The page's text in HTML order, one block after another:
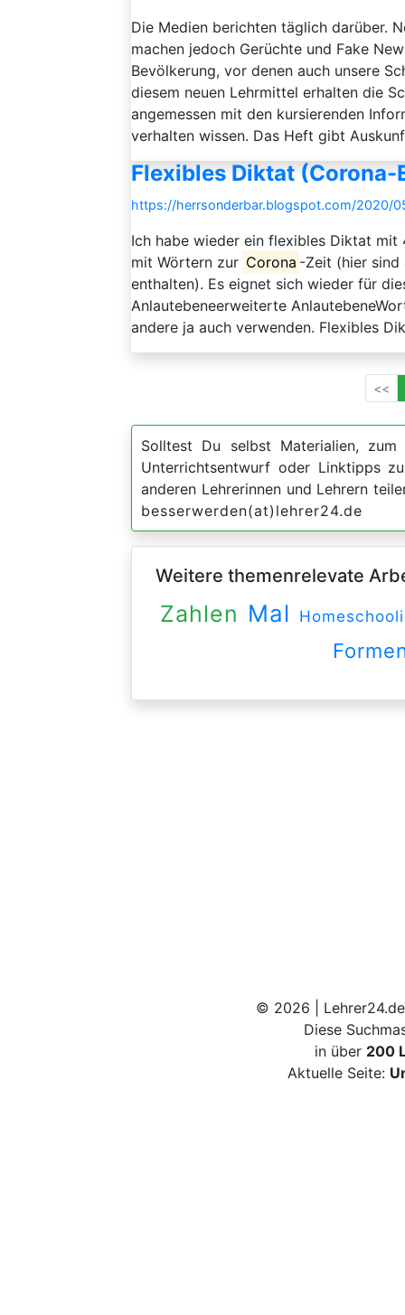
Die Medien berichten täglich darüber.
machen jedoch Gerüchte und Fake
Bevölkerung, vor denen auch unsere
diesem neuen Lehrmittel erhalten die
angemessen mit den kursierenden
verhalten wissen. Das Heft gibt
Flexibles Diktat
https://herrsonderbar.blogspot.com/2020/
Ich habe wieder ein flexibles Diktat
mit Wörtern zur Corona -Zeit (hier sind
enthalten). Es eignet sich wieder für
Anlautebeneerweiterte
andere ja auch verwenden. Flexibles
<<
Solltest Du selbst Materialien,
Unterrichtsentwurf oder Linktipps
anderen Lehrerinnen und Lehrern
besserwerden(at)lehrer24.de
Weitere themenrelevate
Zahlen Mal
© 2026 |
Diese
in über 200
Aktuelle Seite: